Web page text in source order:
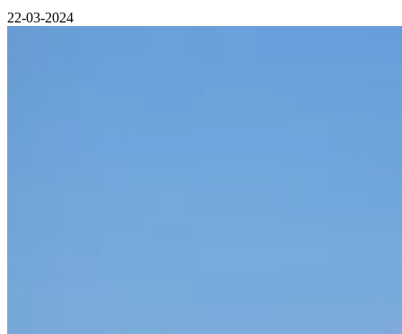
22-03-2024